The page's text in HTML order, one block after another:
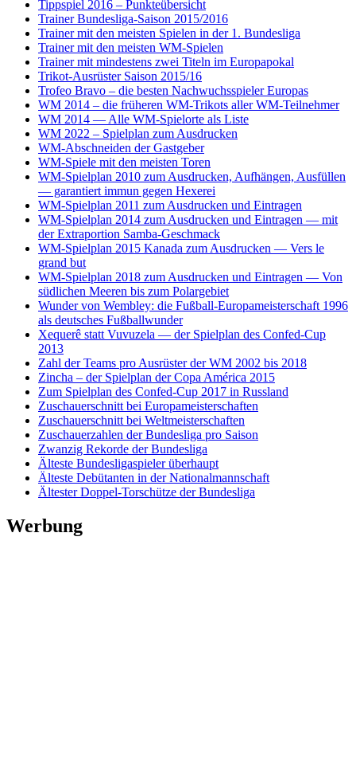
Tippspiel 2016 – Punkteübersicht
Trainer Bundesliga-Saison 2015/2016
Trainer mit den meisten Spielen in der 1. Bundesliga
Trainer mit den meisten WM-Spielen
Trainer mit mindestens zwei Titeln im Europapokal
Trikot-Ausrüster Saison 2015/16
Trofeo Bravo – die besten Nachwuchsspieler Europas
WM 2014 – die früheren WM-Trikots aller WM-Teilnehmer
WM 2014 — Alle WM-Spielorte als Liste
WM 2022 – Spielplan zum Ausdrucken
WM-Abschneiden der Gastgeber
WM-Spiele mit den meisten Toren
WM-Spielplan 2010 zum Ausdrucken, Aufhängen, Ausfüllen
— garantiert immun gegen Hexerei
WM-Spielplan 2011 zum Ausdrucken und Eintragen
WM-Spielplan 2014 zum Ausdrucken und Eintragen — mit
der Extraportion Samba-Geschmack
WM-Spielplan 2015 Kanada zum Ausdrucken — Vers le
grand but
WM-Spielplan 2018 zum Ausdrucken und Eintragen — Von
südlichen Meeren bis zum Polargebiet
Wunder von Wembley: die Fußball-Europameisterschaft 1996
als deutsches Fußballwunder
Xequerê statt Vuvuzela — der Spielplan des Confed-Cup
2013
Zahl der Teams pro Ausrüster der WM 2002 bis 2018
Zincha – der Spielplan der Copa América 2015
Zum Spielplan des Confed-Cup 2017 in Russland
Zuschauerschnitt bei Europameisterschaften
Zuschauerschnitt bei Weltmeisterschaften
Zuschauerzahlen der Bundesliga pro Saison
Zwanzig Rekorde der Bundesliga
Älteste Bundesligaspieler überhaupt
Älteste Debütanten in der Nationalmannschaft
Ältester Doppel-Torschütze der Bundesliga
Werbung